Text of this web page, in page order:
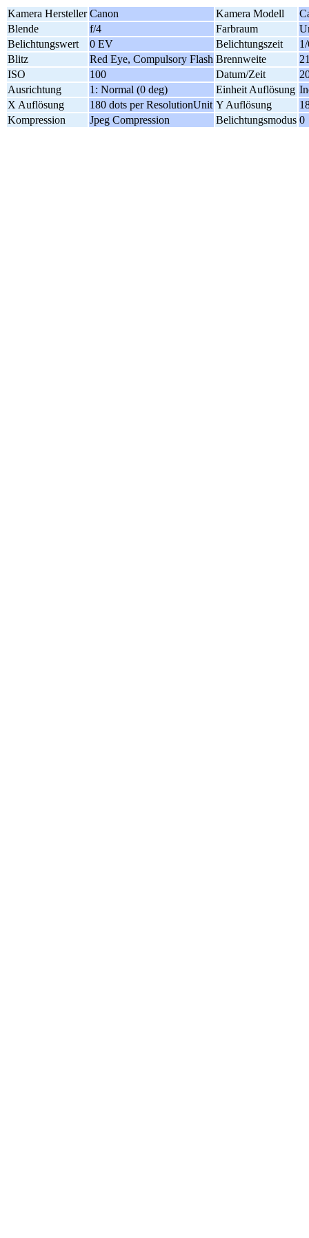
Kamera Hersteller Canon Kamera Modell
Blende
f/4 Farbraum
Belichtungswert
0 EV Belichtungszeit
Blitz
Red Eye, Compulsory Flash Brennweite
ISO
100 Datum/Zeit
Ausrichtung
1: Normal (0 deg) Einheit Auflösung
X Auflösung
180 dots per ResolutionUnit Y Auflösung
Kompression
Jpeg Compression Belichtungsmodus 0